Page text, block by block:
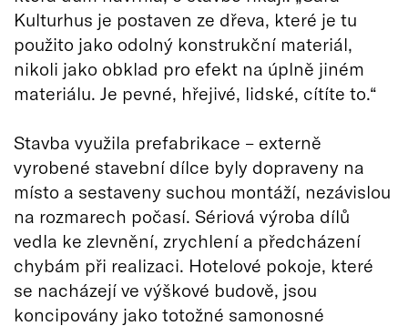
Kulturhus je postaven ze dřeva, které je tu
použito jako odolný konstrukční materiál,
nikoli jako obklad pro efekt na úplně jiném
materiálu. Je pevné, hřejivé, lidské, cítíte to.“
Stavba využila prefabrikace – externě
vyrobené stavební dílce byly dopraveny na
místo a sestaveny suchou montáží, nezávislou
na rozmarech počasí. Sériová výroba dílů
vedla ke zlevnění, zrychlení a předcházení
chybám při realizaci. Hotelové pokoje, které
se nacházejí ve výškové budově, jsou
koncipovány jako totožné samonosné